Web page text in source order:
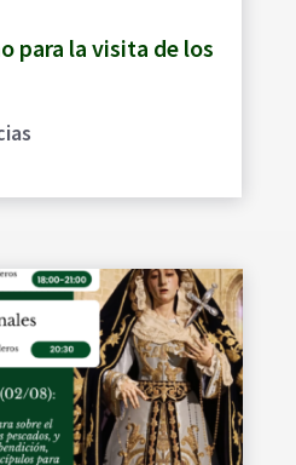
para la visita de los